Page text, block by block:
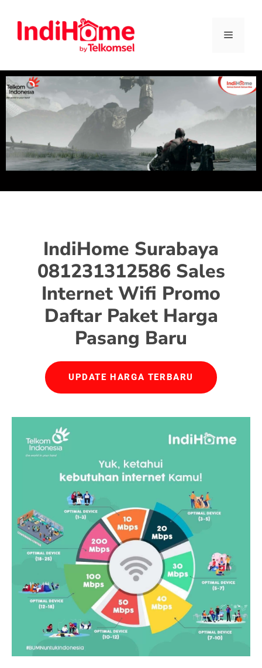
IndiHome Surabaya
081231312586 Sales
Internet Wifi Promo
Daftar Paket Harga
Pasang Baru
UPDATE HARGA TERBARU